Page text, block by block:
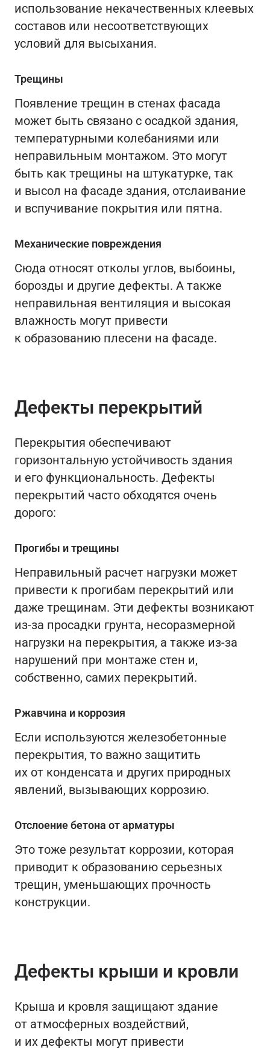
использование некачественных клеевых
составов или несоответствующих
условий для высыхания.
Трещины
Появление трещин в стенах фасада
может быть связано с осадкой здания,
температурными колебаниями или
неправильным монтажом. Это могут
быть как трещины на штукатурке, так
и высол на фасаде здания, отслаивание
и вспучивание покрытия или пятна.
Механические повреждения
Сюда относят отколы углов, выбоины,
борозды и другие дефекты. А также
неправильная вентиляция и высокая
влажность могут привести
к образованию плесени на фасаде.
Дефекты перекрытий
Перекрытия обеспечивают
горизонтальную устойчивость здания
и его функциональность. Дефекты
перекрытий часто обходятся очень
дорого:
Прогибы и трещины
Неправильный расчет нагрузки может
привести к прогибам перекрытий или
даже трещинам. Эти дефекты возникают
из-за просадки грунта, несоразмерной
нагрузки на перекрытия, а также из-за
нарушений при монтаже стен и,
собственно, самих перекрытий.
Ржавчина и коррозия
Если используются железобетонные
перекрытия, то важно защитить
их от конденсата и других природных
явлений, вызывающих коррозию.
Отслоение бетона от арматуры
Это тоже результат коррозии, которая
приводит к образованию серьезных
трещин, уменьшающих прочность
конструкции.
Дефекты крыши и кровли
Крыша и кровля защищают здание
от атмосферных воздействий,
и их дефекты могут привести